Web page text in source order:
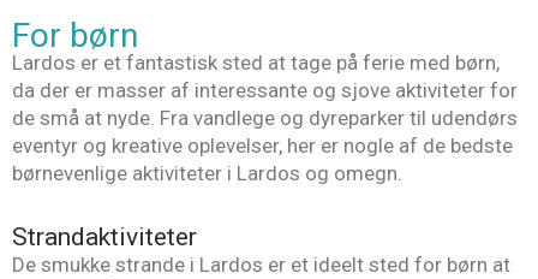
For børn
Lardos er et fantastisk sted at tage på ferie med børn,
da der er masser af interessante og sjove aktiviteter for
de små at nyde. Fra vandlege og dyreparker til udendørs
eventyr og kreative oplevelser, her er nogle af de bedste
børnevenlige aktiviteter i Lardos og omegn.
Strandaktiviteter
De smukke strande i Lardos er et ideelt sted for børn at